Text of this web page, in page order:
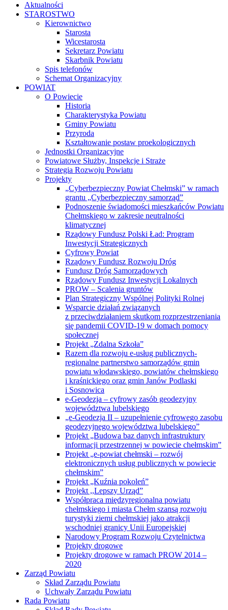
Aktualności
STAROSTWO
Kierownictwo
Starosta
Wicestarosta
Sekretarz Powiatu
Skarbnik Powiatu
Spis telefonów
Schemat Organizacyjny
POWIAT
O Powiecie
Historia
Charakterystyka Powiatu
Gminy Powiatu
Przyroda
Kształtowanie postaw proekologicznych
Jednostki Organizacyjne
Powiatowe Służby, Inspekcje i Straże
Strategia Rozwoju Powiatu
Projekty
„Cyberbezpieczny Powiat Chełmski” w ramach
grantu „Cyberbezpieczny samorząd”
Podnoszenie świadomości mieszkańców Powiatu
Chełmskiego w zakresie neutralności
klimatycznej
Rządowy Fundusz Polski Ład: Program
Inwestycji Strategicznych
Cyfrowy Powiat
Rządowy Fundusz Rozwoju Dróg
Fundusz Dróg Samorządowych
Rządowy Fundusz Inwestycji Lokalnych
PROW – Scalenia gruntów
Plan Strategiczny Wspólnej Polityki Rolnej
Wsparcie działań związanych
z przeciwdziałaniem skutkom rozprzestrzeniania
się pandemii COVID-19 w domach pomocy
społecznej
Projekt „Zdalna Szkoła”
Razem dla rozwoju e-usług publicznych-
regionalne partnerstwo samorządów gmin
powiatu włodawskiego, powiatów chełmskiego
i kraśnickiego oraz gmin Janów Podlaski
i Sosnowica
e-Geodezja – cyfrowy zasób geodezyjny
województwa lubelskiego
„e-Geodezja II – uzupełnienie cyfrowego zasobu
geodezyjnego województwa lubelskiego”
Projekt „Budowa baz danych infrastruktury
informacji przestrzennej w powiecie chełmskim”
Projekt „e-powiat chełmski – rozwój
elektronicznych usług publicznych w powiecie
chełmskim”
Projekt „Kuźnia pokoleń”
Projekt ,,Lepszy Urząd”
Współpraca międzyregionalna powiatu
chełmskiego i miasta Chełm szansą rozwoju
turystyki ziemi chełmskiej jako atrakcji
wschodniej granicy Unii Europejskiej
Narodowy Program Rozwoju Czytelnictwa
Projekty drogowe
Projekty drogowe w ramach PROW 2014 –
2020
Zarząd Powiatu
Skład Zarządu Powiatu
Uchwały Zarządu Powiatu
Rada Powiatu